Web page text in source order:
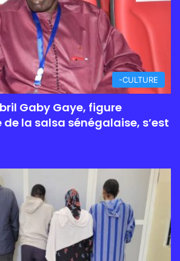
-CULTURE
Gaby Gaye, figure
la salsa sénégalaise, s’est